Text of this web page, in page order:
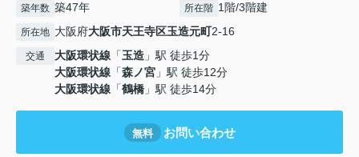
築年数 築47年 所在階 1階/3階建
所在地 大阪府大阪市天王寺区玉造元町2-16
交通 大阪環状線 「玉造 」駅 徒歩1分
大阪環状線 「森ノ宮 」駅 徒歩12分
大阪環状線 「鶴橋 」駅 徒歩14分
無料 お問い合わせ